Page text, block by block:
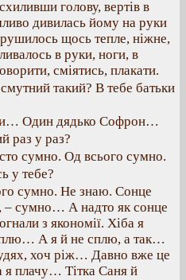
голову, вертів в
дивилась йому на руки
щось тепле, ніжне,
в руки, ноги, в
сміятись, плакати.
такий? В тебе батьки
Один дядько Софрон…
раз у раз?
сумно. Од всього сумно.
у тебе?
сумно. Не знаю. Сонце
– сумно… А надто як сонце
з якономії. Хіба я
А я й не сплю, а так…
хоч ріж… Давно вже це
я плачу… Тітка Саня й